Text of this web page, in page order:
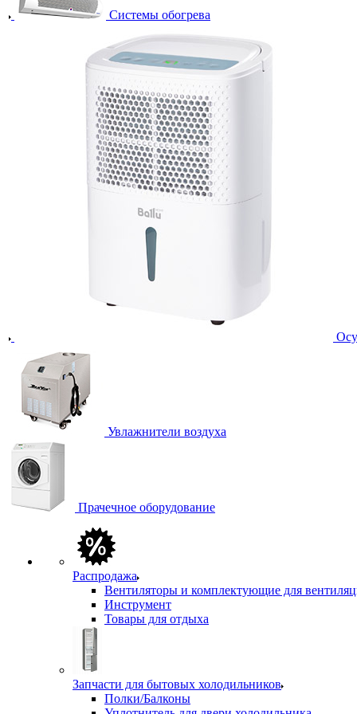
Системы обогрева
Увлажнители воздуха
Прачечное оборудование
Распродажа
Вентиляторы и комплектующие для
Инструмент
Товары для отдыха
Запчасти для бытовых холодильников
Полки/Балконы